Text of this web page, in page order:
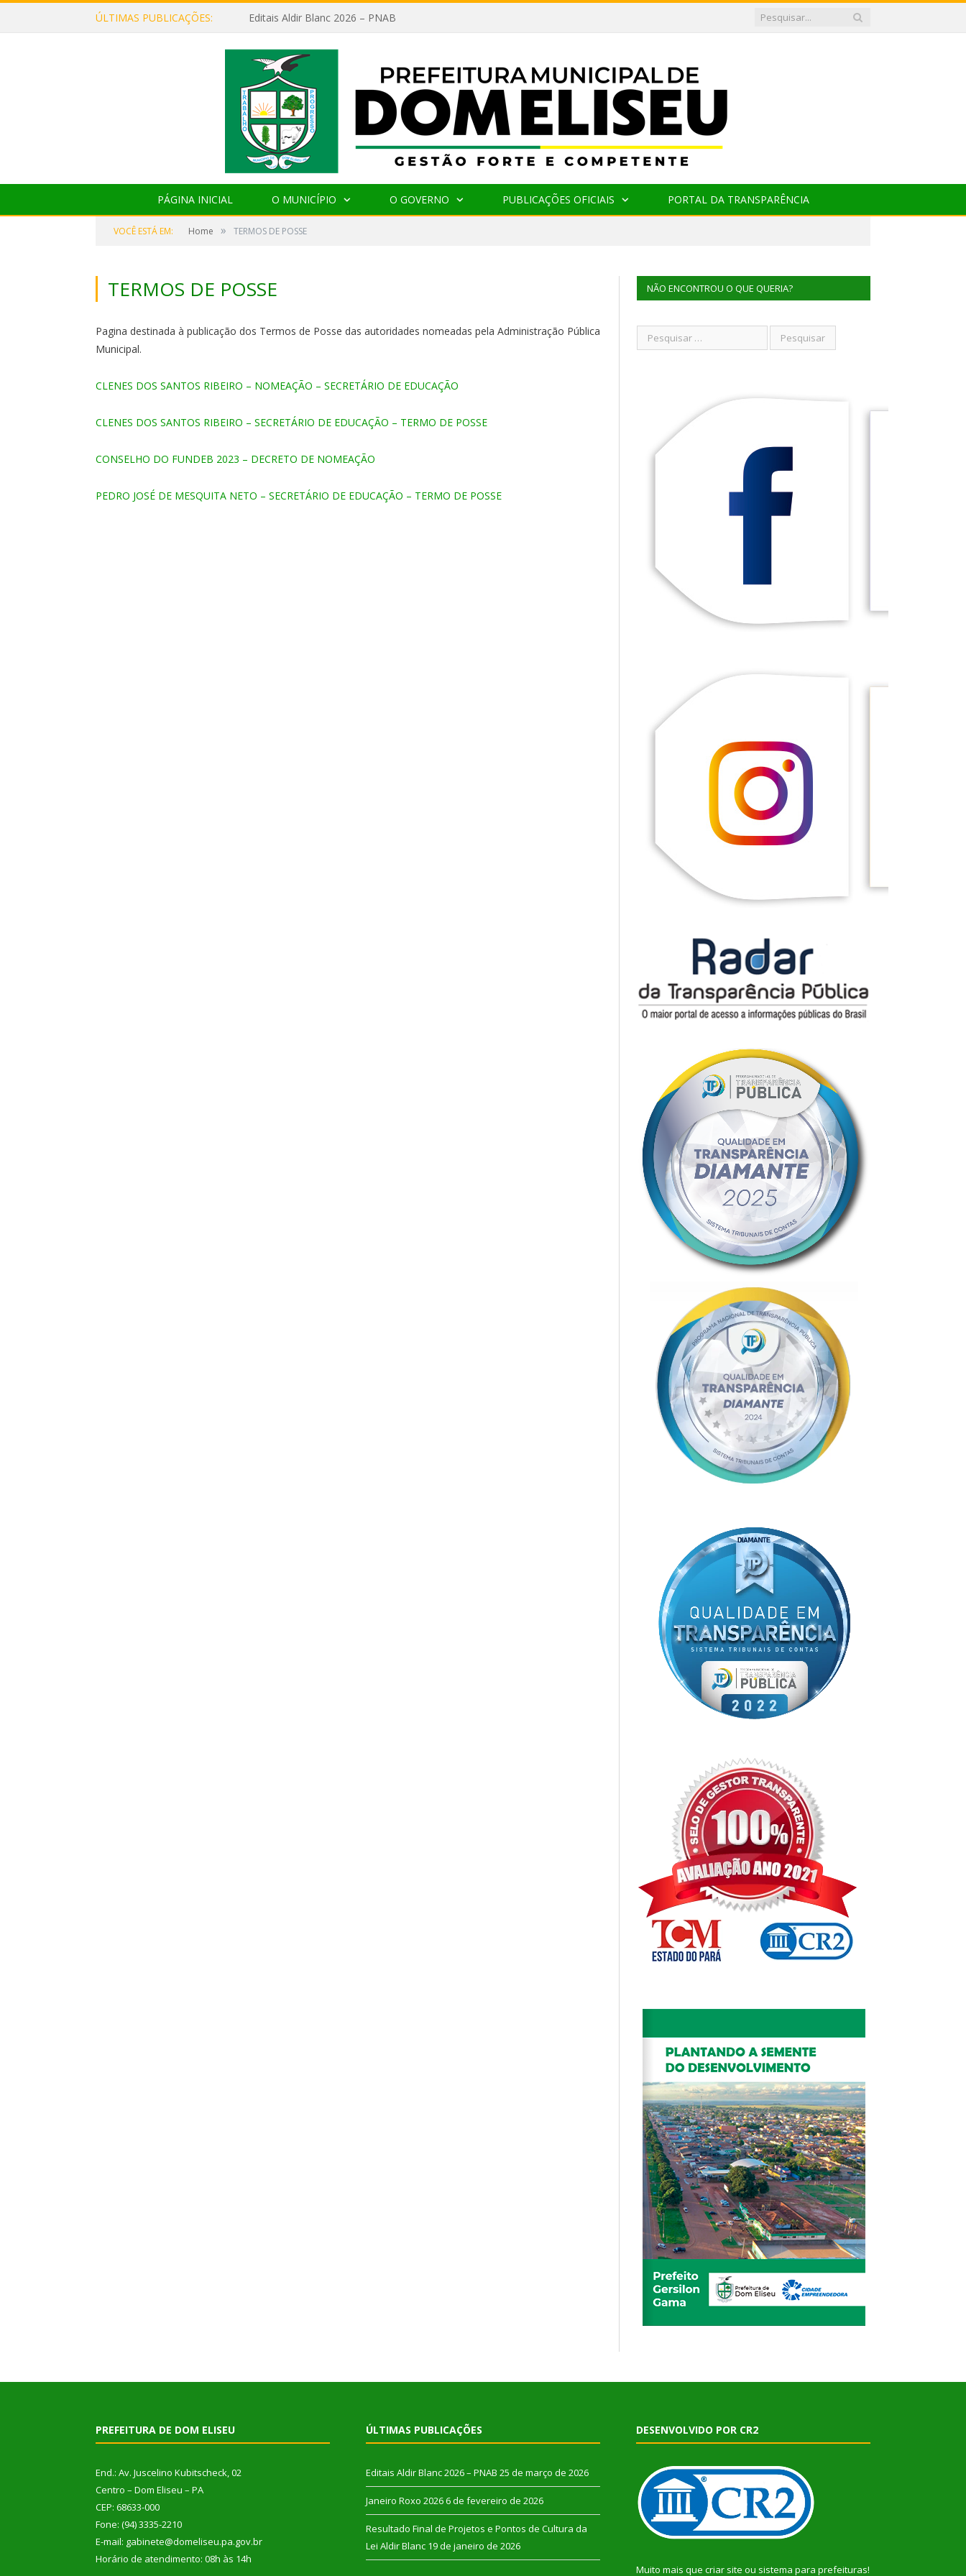
ÚLTIMAS PUBLICAÇÕES: Editais Aldir Blanc 2026 – PNAB
PÁGINA INICIAL O MUNICÍPIO O GOVERNO PUBLICAÇÕES OFICIAIS PORTAL DA TRANSPARÊNCIA
VOCÊ ESTÁ EM: Home » TERMOS DE POSSE
TERMOS DE POSSE
Pagina destinada à publicação dos Termos de Posse das autoridades nomeadas pela Administração Pública
Municipal.
CLENES DOS SANTOS RIBEIRO – NOMEAÇÃO – SECRETÁRIO DE EDUCAÇÃO
CLENES DOS SANTOS RIBEIRO – SECRETÁRIO DE EDUCAÇÃO – TERMO DE POSSE
CONSELHO DO FUNDEB 2023 – DECRETO DE NOMEAÇÃO
PEDRO JOSÉ DE MESQUITA NETO – SECRETÁRIO DE EDUCAÇÃO – TERMO DE POSSE
NÃO ENCONTROU O QUE QUERIA?
PREFEITURA DE DOM ELISEU
End.: Av. Juscelino Kubitscheck, 02
Centro – Dom Eliseu – PA
CEP: 68633-000
Fone: (94) 3335-2210
E-mail: gabinete@domeliseu.pa.gov.br
Horário de atendimento: 08h às 14h
ÚLTIMAS PUBLICAÇÕES
Editais Aldir Blanc 2026 – PNAB 25 de março de 2026
Janeiro Roxo 2026 6 de fevereiro de 2026
Resultado Final de Projetos e Pontos de Cultura da
Lei Aldir Blanc 19 de janeiro de 2026
DESENVOLVIDO POR CR2
Muito mais que criar site ou sistema para prefeituras!